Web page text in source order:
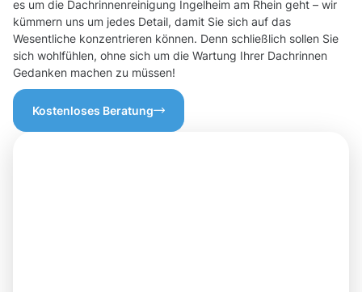
es um die Dachrinnenreinigung Ingelheim am Rhein geht – wir
kümmern uns um jedes Detail, damit Sie sich auf das
Wesentliche konzentrieren können. Denn schließlich sollen Sie
sich wohlfühlen, ohne sich um die Wartung Ihrer Dachrinnen
Gedanken machen zu müssen!
Kostenloses Beratung